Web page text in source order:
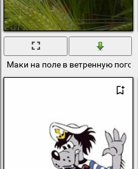
Маки на поле в ветренную погоду